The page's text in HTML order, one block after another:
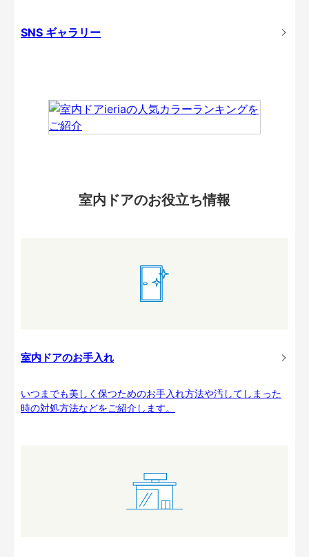
SNS ギャラリー
室内ドアのお役立ち情報
室内ドアのお手入れ
いつまでも美しく保つためのお手入れ方法や汚してしまった
時の対処方法などをご紹介します。